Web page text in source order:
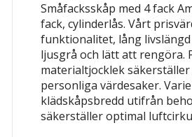
Småfacksskåp med 4 fack
fack, cylinderlås. Vårt
funktionalitet, lång
ljusgrå och lätt att rengöra.
materialtjocklek
personliga värdesaker.
klädskåpsbredd utifrån
säkerställer optimal